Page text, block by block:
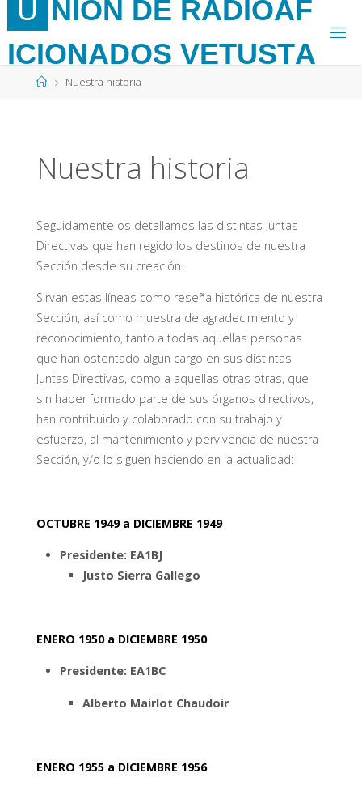
al
contenido
U N ÓN DE RAD OAF
ICIONADOS VETUSTA
PáginaNuestra historia
Nuestra historia
Seguidamente os detallamos las distintas Juntas
Directivas que han regido los destinos de nuestra
Sección desde su creación.
Sirvan estas líneas como reseña histórica de nuestra
Sección, así como muestra de agradecimiento y
reconocimiento, tanto a todas aquellas personas
que han ostentado algún cargo en sus distintas
Juntas Directivas, como a aquellas otras otras, que
sin haber formado parte de sus órganos directivos,
han contribuido y colaborado con su trabajo y
esfuerzo, al mantenimiento y pervivencia de nuestra
Sección, y/o lo siguen haciendo en la actualidad:
OCTUBRE 1949 a DICIEMBRE 1949
Presidente: EA1BJ
Justo Sierra Gallego
ENERO 1950 a DICIEMBRE 1950
Presidente: EA1BC
Alberto Mairlot Chaudoir
ENERO 1955 a DICIEMBRE 1956